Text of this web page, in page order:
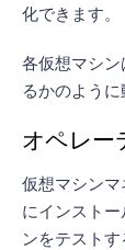
化できます。
各仮想マシ
るかのように
オペレー
仮想マシンマ
にインスト
ンをテストす